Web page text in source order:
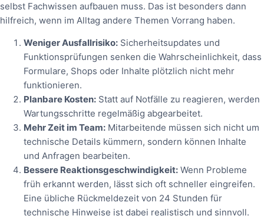
selbst Fachwissen aufbauen muss. Das ist besonders dann
hilfreich, wenn im Alltag andere Themen Vorrang haben.
Weniger Ausfallrisiko: Sicherheitsupdates und
Funktionsprüfungen senken die Wahrscheinlichkeit, dass
Formulare, Shops oder Inhalte plötzlich nicht mehr
funktionieren.
Planbare Kosten: Statt auf Notfälle zu reagieren, werden
Wartungsschritte regelmäßig abgearbeitet.
Mehr Zeit im Team: Mitarbeitende müssen sich nicht um
technische Details kümmern, sondern können Inhalte
und Anfragen bearbeiten.
Bessere Reaktionsgeschwindigkeit: Wenn Probleme
früh erkannt werden, lässt sich oft schneller eingreifen.
Eine übliche Rückmeldezeit von 24 Stunden für
technische Hinweise ist dabei realistisch und sinnvoll.